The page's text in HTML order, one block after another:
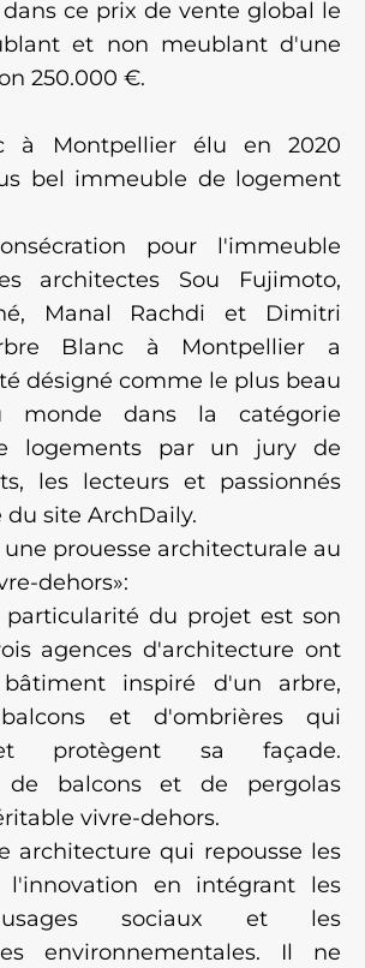
ce prix de vente global le
et non meublant d'une
250.000 €.
à Montpellier élu en 2020
bel immeuble de logement
pour l'immeuble
architectes Sou Fujimoto,
Manal Rachdi et Dimitri
Blanc à Montpellier a
désigné comme le plus beau
monde dans la catégorie
logements par un jury de
les lecteurs et passionnés
site ArchDaily.
une prouesse architecturale au
dehors»:
du projet est son
agences d'architecture ont
inspiré d'un arbre,
et d'ombrières qui
protègent sa façade.
de balcons et de pergolas
vivre-dehors.
architecture qui repousse les
l'innovation en intégrant les
usages sociaux et les
environnementales. Il ne